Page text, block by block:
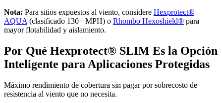
Nota: Para sitios expuestos al viento, considere Hexprotect®
AQUA (clasificado 130+ MPH) o Rhombo Hexoshield® para
mayor flotabilidad y aislamiento.
Por Qué Hexprotect® SLIM Es la Opción
Inteligente para Aplicaciones Protegidas
Máximo rendimiento de cobertura sin pagar por sobrecosto de
resistencia al viento que no necesita.